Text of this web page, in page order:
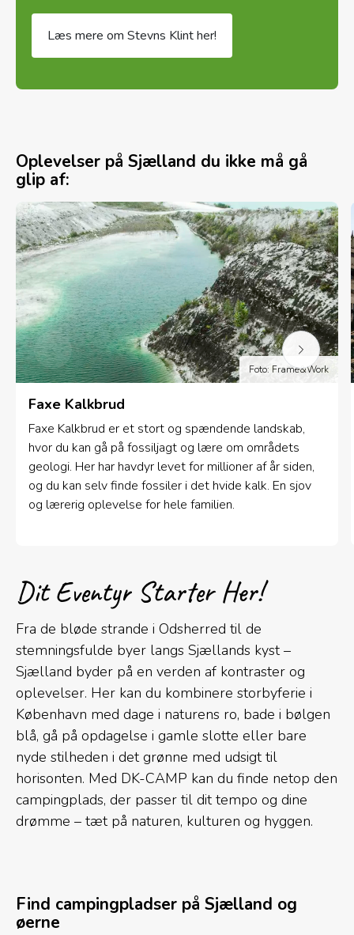
Læs mere om Stevns Klint her!
Oplevelser på Sjælland du ikke må gå
glip af:
Foto: Frame&Work
Faxe Kalkbrud
Faxe Kalkbrud er et stort og spændende landskab,
hvor du kan gå på fossiljagt og lære om områdets
geologi. Her har havdyr levet for millioner af år siden,
og du kan selv finde fossiler i det hvide kalk. En sjov
og lærerig oplevelse for hele familien.
Dit Eventyr Starter Her!
Fra de bløde strande i Odsherred til de
stemningsfulde byer langs Sjællands kyst –
Sjælland byder på en verden af kontraster og
oplevelser. Her kan du kombinere storbyferie i
København med dage i naturens ro, bade i bølgen
blå, gå på opdagelse i gamle slotte eller bare
nyde stilheden i det grønne med udsigt til
horisonten. Med DK-CAMP kan du finde netop den
campingplads, der passer til dit tempo og dine
drømme – tæt på naturen, kulturen og hyggen.
Find campingpladser på Sjælland og
øerne